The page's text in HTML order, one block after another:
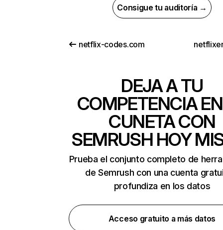
Consigue tu auditoría →
netflix-codes.com
DEJA A TU
COMPETENCIA
CUNETA CON
SEMRUSH HOY
Prueba el conjunto completo de
de Semrush con una cuenta
profundiza en los datos
Acceso gratuito a más datos